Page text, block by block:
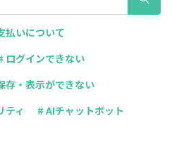
払いについて
ログインできない
存・表示ができない
ティ
# AIチャットボット